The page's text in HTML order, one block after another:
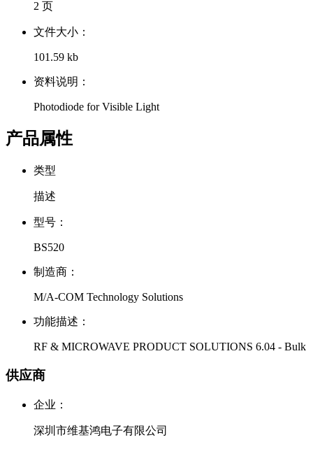
2 页
文件大小：
101.59 kb
资料说明：
Photodiode for Visible Light
产品属性
类型
描述
型号：
BS520
制造商：
M/A-COM Technology Solutions
功能描述：
RF & MICROWAVE PRODUCT SOLUTIONS 6.04 - Bulk
供应商
企业：
深圳市维基鸿电子有限公司